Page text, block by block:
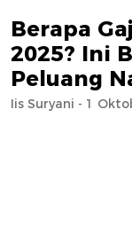
Berapa
2025? Ini
Peluang
Iis Suryani - 1